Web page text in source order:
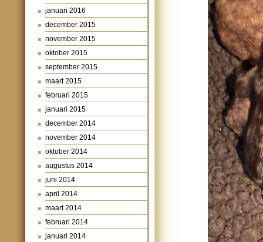
januari 2016
december 2015
november 2015
oktober 2015
september 2015
maart 2015
februari 2015
januari 2015
december 2014
november 2014
oktober 2014
augustus 2014
juni 2014
april 2014
maart 2014
februari 2014
januari 2014